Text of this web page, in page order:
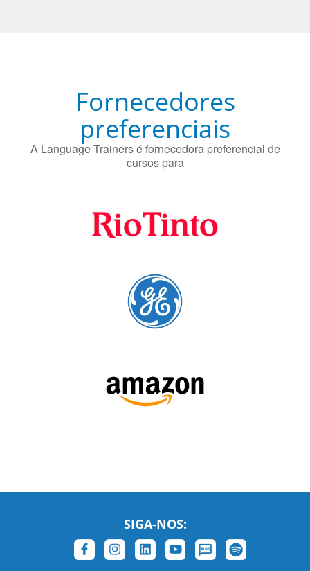
Fornecedores
preferenciais
A Language Trainers é fornecedora preferencial de
cursos para
SIGA-NOS: